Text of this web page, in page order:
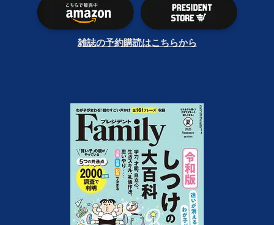
雑誌の予約購読はこちらから